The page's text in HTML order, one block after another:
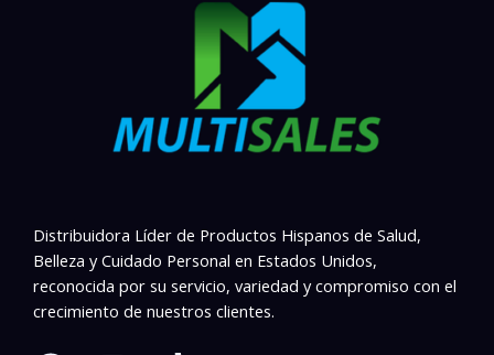
Distribuidora Líder de Productos Hispanos de Salud,
Belleza y Cuidado Personal en Estados Unidos,
reconocida por su servicio, variedad y compromiso con el
crecimiento de nuestros clientes.